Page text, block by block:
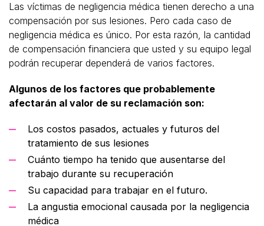
Las víctimas de negligencia médica tienen derecho a una
compensación por sus lesiones. Pero cada caso de
negligencia médica es único. Por esta razón, la cantidad
de compensación financiera que usted y su equipo legal
podrán recuperar dependerá de varios factores.
Algunos de los factores que probablemente
afectarán al valor de su reclamación son:
Los costos pasados, actuales y futuros del
tratamiento de sus lesiones
Cuánto tiempo ha tenido que ausentarse del
trabajo durante su recuperación
Su capacidad para trabajar en el futuro.
La angustia emocional causada por la negligencia
médica